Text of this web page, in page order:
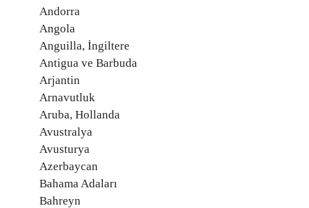
Andorra
Angola
Anguilla, İngiltere
Antigua ve Barbuda
Arjantin
Arnavutluk
Aruba, Hollanda
Avustralya
Avusturya
Azerbaycan
Bahama Adaları
Bahreyn